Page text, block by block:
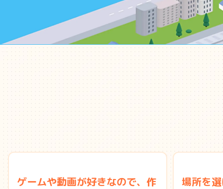
ゲームや動画が好きなので、作
場所を